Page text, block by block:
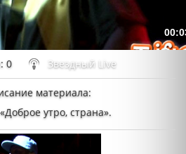
: 0 Звездный Live
материала:
утро, страна».